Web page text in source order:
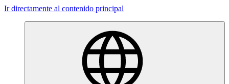
Ir directamente al contenido principal